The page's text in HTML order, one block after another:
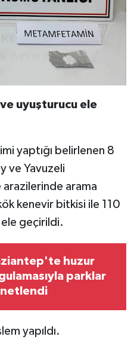
uyuşturucu ele
yaptığı belirlenen 8
ve Yavuzeli
arama
kenevir bitkisi ile 110
geçirildi.
huzur
parklar
yapıldı.